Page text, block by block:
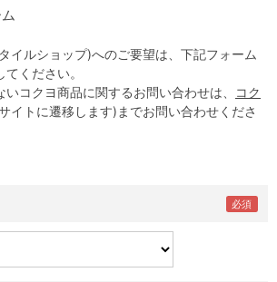
イルショップ)へのご要望は、下記フォーム
ください。
コクヨ商品に関するお問い合わせは、
コク
イトに遷移します)までお問い合わせくださ